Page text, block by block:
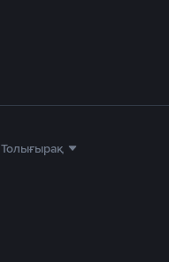
Толығырақ